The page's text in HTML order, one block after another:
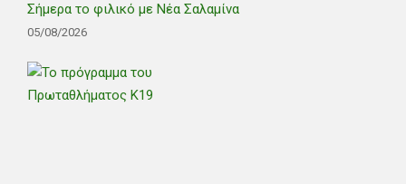
Σήμερα το φιλικό με Νέα Σαλαμίνα
05/08/2026